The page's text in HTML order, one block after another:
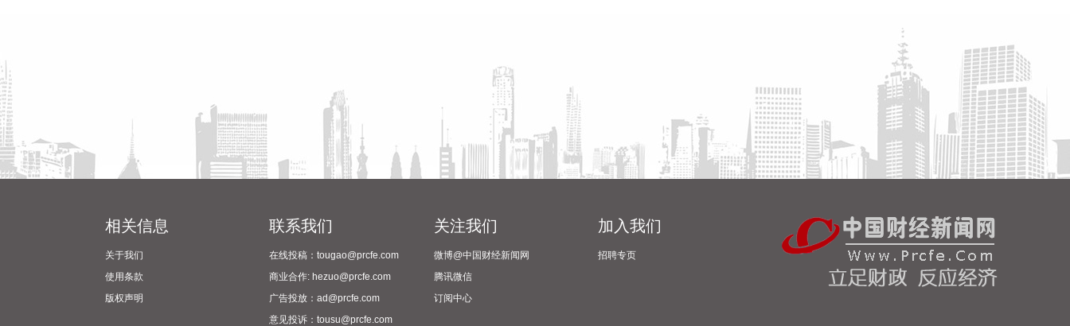
据中电鑫龙消息，近日，中电鑫龙签订淮安涟水国际
机场航站区改扩建工程项目合同。此次合作，公司将
为新建T2航站楼提供高品质的智能型低压配电成套设
备。
2026-08-07 10:26:26
8月6日，有市场消息称，刚果（金）已发布最新行政
铜矿的产品为粗铜及电积铜，卡莫阿-卡库拉铜矿的产
品为阳极板及粗铜，不属于刚果（金）禁止出口的产
相关信息
关于我们
使用条款
版权声明
联系我们
在线投稿：tougao@prcfe.com
商业合作: hezuo@prcfe.com
广告投放：ad@prcfe.com
意见投诉：tousu@prcfe.com
关注我们
微博@中国财经新闻网
腾讯微信
订阅中心
加入我们
招聘专页